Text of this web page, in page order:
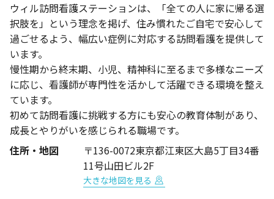
ウィル訪問看護ステーションは、「全ての人に家に帰る選
択肢を」という理念を掲げ、住み慣れたご自宅で安心して
過ごせるよう、幅広い症例に対応する訪問看護を提供して
います。
慢性期から終末期、小児、精神科に至るまで多様なニーズ
に応じ、看護師が専門性を活かして活躍できる環境を整え
ています。
初めて訪問看護に挑戦する方にも安心の教育体制があり、
成長とやりがいを感じられる職場です。
住所・地図
〒136-0072東京都江東区大島5丁目34番
11号山田ビル2F
大きな地図を見る